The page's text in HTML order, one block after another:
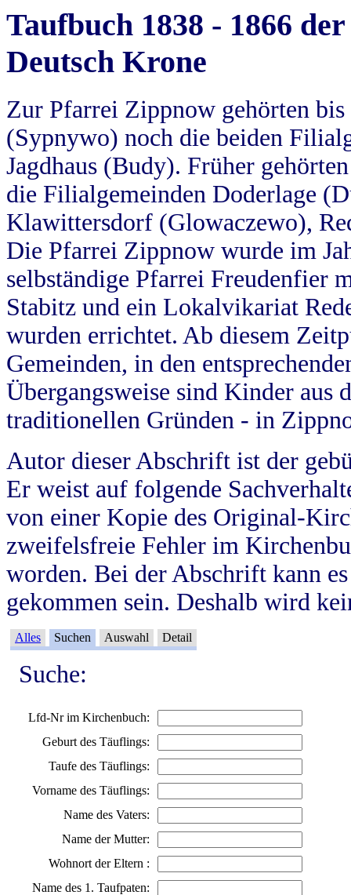
Taufbuch 1838 - 1866
Deutsch Krone
Zur Pfarrei Zippnow gehörten
(Sypnywo) noch die beiden
Jagdhaus (Budy). Früher
die Filialgemeinden Doderlage
Klawittersdorf (Glowaczewo),
Die Pfarrei Zippnow wurde im
selbständige Pfarrei Freudenfier
Stabitz und ein Lokalvikariat
wurden errichtet. Ab diesem
Gemeinden, in den
Übergangsweise sind Kinder aus
traditionellen Gründen - in
Autor dieser Abschrift ist der
Er weist auf folgende
von einer Kopie des Original-
zweifelsfreie Fehler im
worden. Bei der Abschrift kann
gekommen sein. Deshalb wird
Alles Suchen Auswahl Detail
Suche:
Lfd-Nr im Kirchenbuch:
Geburt des Täuflings:
Taufe des Täuflings:
Vorname des Täuflings:
Name des Vaters:
Name der Mutter:
Wohnort der Eltern :
Name des 1. Taufpaten: